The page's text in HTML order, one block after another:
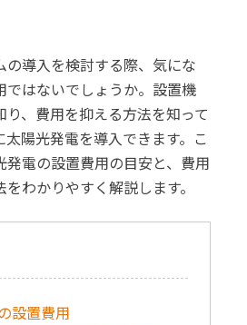
の導入を検討する際、気にな
ではないでしょうか。設置機
、費用を抑える方法を知って
陽光発電を導入できます。こ
発電の設置費用の目安と、費用
わかりやすく解説します。
設置費用